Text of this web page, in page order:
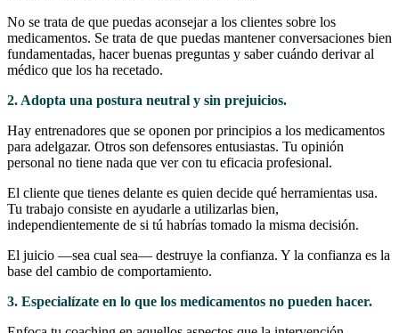
No se trata de que puedas aconsejar a los clientes sobre los
medicamentos. Se trata de que puedas mantener conversaciones bien
fundamentadas, hacer buenas preguntas y saber cuándo derivar al
médico que los ha recetado.
2. Adopta una postura neutral y sin prejuicios.
Hay entrenadores que se oponen por principios a los medicamentos
para adelgazar. Otros son defensores entusiastas. Tu opinión
personal no tiene nada que ver con tu eficacia profesional.
El cliente que tienes delante es quien decide qué herramientas usa.
Tu trabajo consiste en ayudarle a utilizarlas bien,
independientemente de si tú habrías tomado la misma decisión.
El juicio —sea cual sea— destruye la confianza. Y la confianza es la
base del cambio de comportamiento.
3. Especialízate en lo que los medicamentos no pueden hacer.